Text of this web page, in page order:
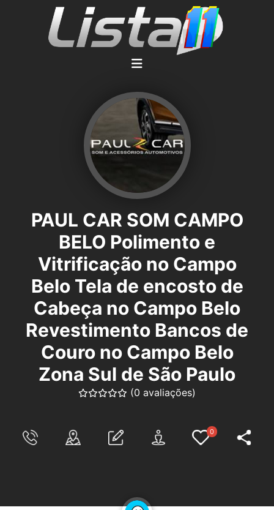
PAUL CAR SOM CAMPO
BELO Polimento e
Vitrificação no Campo
Belo Tela de encosto de
Cabeça no Campo Belo
Revestimento Bancos de
Couro no Campo Belo
Zona Sul de São Paulo
(0 avaliações)
0